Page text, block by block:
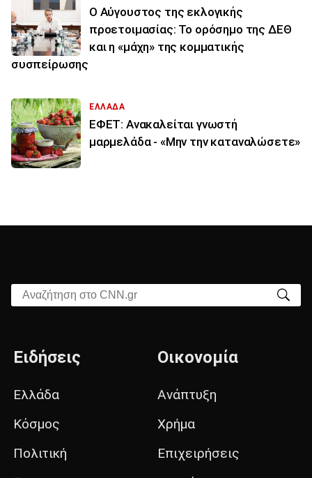
Ο Αύγουστος της εκλογικής
προετοιμασίας: Το ορόσημο της ΔΕΘ
και η «μάχη» της κομματικής
συσπείρωσης
ΕΛΛΑΔΑ
ΕΦΕΤ: Ανακαλείται γνωστή
μαρμελάδα - «Μην την καταναλώσετε»
Αναζήτηση στο CNN.gr
Ειδήσεις
Ελλάδα
Κόσμος
Πολιτική
Οικονομία
Ανάπτυξη
Χρήμα
Επιχειρήσεις